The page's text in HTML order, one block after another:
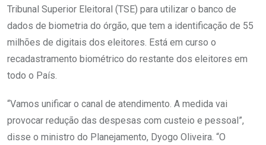
Tribunal Superior Eleitoral (TSE) para utilizar o banco de
dados de biometria do órgão, que tem a identificação de 55
milhões de digitais dos eleitores. Está em curso o
recadastramento biométrico do restante dos eleitores em
todo o País.
“Vamos unificar o canal de atendimento. A medida vai
provocar redução das despesas com custeio e pessoal”,
disse o ministro do Planejamento, Dyogo Oliveira. “O